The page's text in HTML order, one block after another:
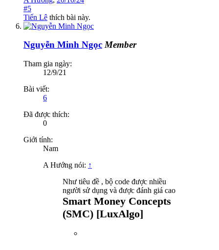
#5
Tiến Lê thích bài này.
Nguyễn Minh Ngọc Member
Tham gia ngày:
12/9/21
Bài viết:
6
Đã được thích:
0
Giới tính:
Nam
A Hướng nói: ↑
Như tiêu đề , bộ code được nhiều
người sử dụng và được đánh giá cao
Smart Money Concepts
(SMC) [LuxAlgo]